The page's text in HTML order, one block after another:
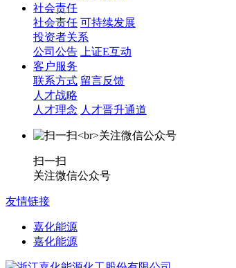
社会责任
社会责任 可持续发展
投资者关系
公司公告
上证E互动
客户服务
联系方式 留言反馈
人才战略
人才理念 人才晋升通道
扫一扫
关注微信公众号
友情链接
嘉化能源
嘉化能源